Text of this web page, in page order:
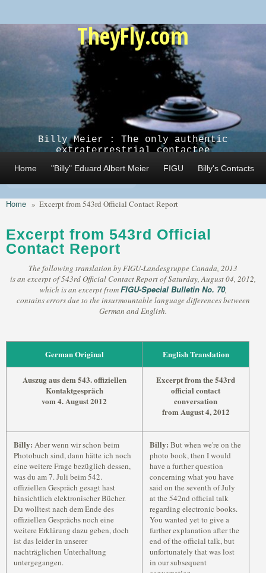
TheyFly.com
Billy Meier : The only authentic
extraterrestrial contactee
Home "Billy" Eduard Albert Meier FIGU Billy's Contacts
Home » Excerpt from 543rd Official Contact Report
Excerpt from 543rd Official
Contact Report
The following translation by FIGU-Landesgruppe Canada, 2013
is an excerpt of 543rd Official Contact Report of Saturday, August 04, 2012,
which is an excerpt fromFIGU-Special Bulletin No. 70,
contains errors due to the insurmountable language differences between
German and English.
German Original English Translation
Auszug aus dem 543. offiziellen
Kontaktgespräch
vom 4. August 2012
Excerpt from the 543rd
official contact
conversation
from August 4, 2012
Billy: Aber wenn wir schon beim
Photobuch sind, dann hätte ich noch
eine weitere Frage bezüglich dessen,
was du am 7. Juli beim 542.
offiziellen Gespräch gesagt hast
hinsichtlich elektronischer Bücher.
Du wolltest nach dem Ende des
offiziellen Gesprächs noch eine
weitere Erklärung dazu geben, doch
ist das leider in unserer
nachträglichen Unterhaltung
untergegangen.
Billy: But when we're on the
photo book, then I would
have a further question
concerning what you have
said on the seventh of July
at the 542nd official talk
regarding electronic books.
You wanted yet to give a
further explanation after the
end of the official talk, but
unfortunately that was lost
in our subsequent